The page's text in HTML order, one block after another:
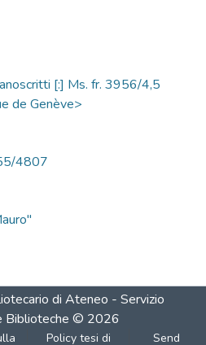
[:] Ms. fr. 3956/4,5
de Genève>
4807
di Ateneo - Servizio
Biblioteche © 2026
Policy tesi di Send